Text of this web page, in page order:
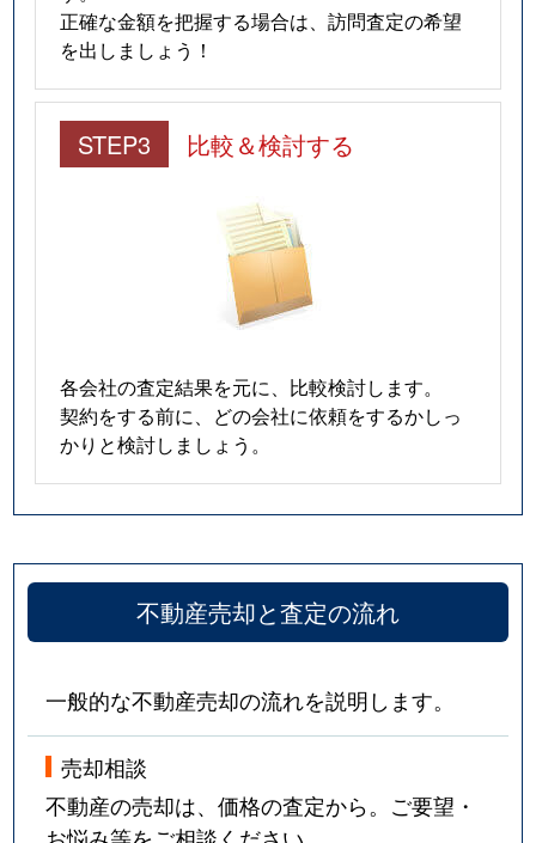
正確な金額を把握する場合は、訪問査定の希望
を出しましょう！
STEP3 比較＆検討する
各会社の査定結果を元に、比較検討します。
契約をする前に、どの会社に依頼をするかしっ
かりと検討しましょう。
不動産売却と査定の流れ
一般的な不動産売却の流れを説明します。
売却相談
不動産の売却は、価格の査定から。ご要望・
お悩み等をご相談ください。